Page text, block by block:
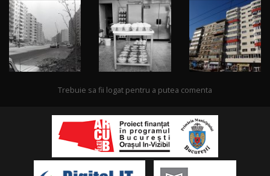
Trebuie sa fii logat pentru a putea comenta